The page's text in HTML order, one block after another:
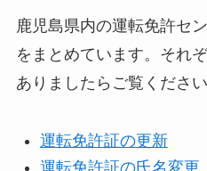
鹿児島県内の運転免許セ
をまとめています。それ
ありましたらご覧ください
運転免許証の更新
運転免許証の氏名変更